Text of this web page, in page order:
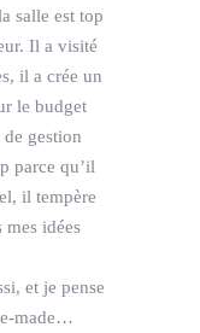
salle est top
Il a visité
il a crée un
le budget
gestion
parce qu’il
il tempère
idées
et je pense
made…